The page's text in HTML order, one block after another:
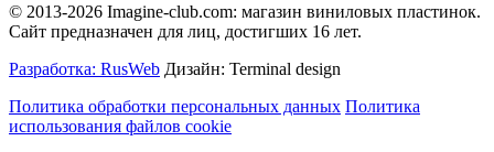
© 2013-2026 Imagine-club.com: магазин виниловых пластинок.
Сайт предназначен для лиц, достигших 16 лет.
Разработка: RusWeb Дизайн: Terminal design
Политика обработки персональных данных Политика
использования файлов cookie